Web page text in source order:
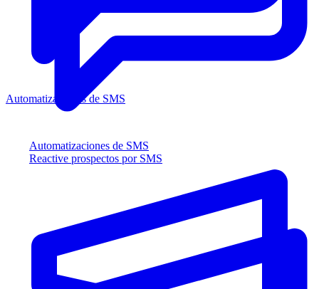
Automatizaciones de SMS
Reactive prospectos por SMS
Automatizaciones de SMS